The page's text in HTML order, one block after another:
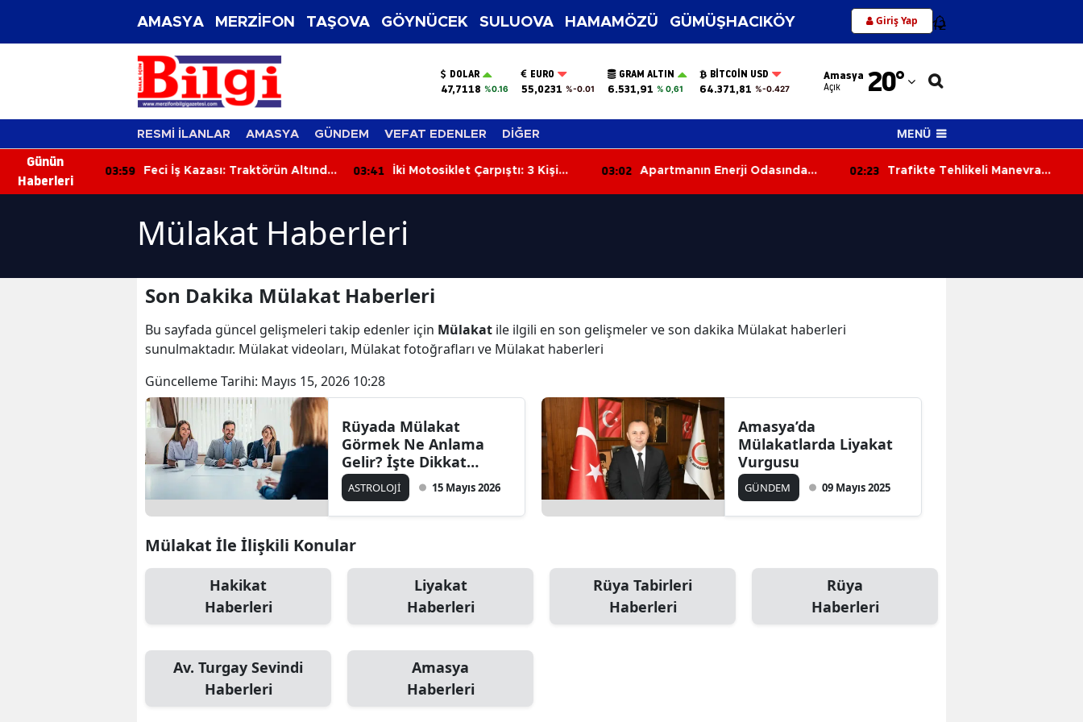
AMASYA MERZİFON TAŞOVA GÖYNÜCEK SULUOVA HAMAMÖZÜ GÜMÜŞHACIKÖY Giriş Yap 12
DOLAR
47,7118 %0.16
EURO
55,0231 %-0.01
GRAM ALTIN
6.531,91 % 0,61
BITCOIN USD
64.371,81 %-0.427
Amasya
Açık 20°
Adana
Adıyaman
Ağrı
Amasya
Artvin
Bitlis
Çanakkale
Çankırı
RESMİ İLANLAR AMASYA GÜNDEM VEFAT EDENLER DİĞER MENÜ
Günün
Haberleri
03:59
Feci İş Kazası: Traktörün Altında
03:41
İki Motosiklet Çarpıştı: 3 Kişi
03:02
Apartmanın Enerji Odasında
02:23
Trafikte Tehlikeli Manevra
Mülakat Haberleri
Son Dakika Mülakat Haberleri
Bu sayfada güncel gelişmeleri takip edenler için Mülakat ile ilgili en son gelişmeler ve son dakika Mülakat haberleri
sunulmaktadır. Mülakat videoları, Mülakat fotoğrafları ve Mülakat haberleri
Güncelleme Tarihi: Mayıs 15, 2026 10:28
Rüyada Mülakat
Görmek Ne Anlama
Gelir? İşte Dikkat
Çeken Yorumlar
ASTROLOJİ 15 Mayıs 2026
Amasya’da
Mülakatlarda Liyakat
Vurgusu
GÜNDEM 09 Mayıs 2025
Mülakat İle İlişkili Konular
Hakikat
Haberleri
Liyakat
Haberleri
Rüya Tabirleri
Haberleri
Rüya
Haberleri
Av. Turgay Sevindi
Haberleri
Amasya
Haberleri